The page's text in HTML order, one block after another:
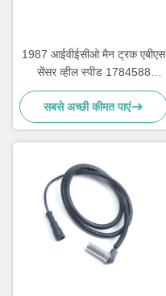
1987 आईवीईसीओ मैन ट्रक एबीएस
सेंसर व्हील स्पीड 1784588
5021170125 1506005
सबसे अच्छी कीमत पाएं